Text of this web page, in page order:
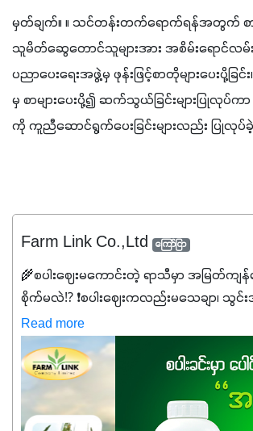
မှတ်ချက်။ ။ သင်တန်းတက်ရောက်ရန်အတွက် စာ
သူမိတ်ဆွေတောင်သူများအား အစိမ်းရောင်လမ်း
ပညာပေးရေးအဖွဲ့မှ ဖုန်းဖြင့်စာတိုများပေးပို့ခြင်း
မှ စာများပေးပို့၍ ဆက်သွယ်ခြင်းများပြုလုပ်
ကို ကူညီဆောင်ရွက်ပေးခြင်းများလည်း ပြုလု
Farm Link Co.,Ltd ကြော်ငြာ
🌾စပါးဈေးမကောင်းတဲ့ ရာသီမှာ အမြတ်က
စိုက်မလဲ⁉️ ❗စပါးဈေးကလည်းမသေချာ၊ သွင်
ကလည်း တက်နေတဲ့ဒီလိုအချိန်မှာ သွင်းအားစုဖိုး
အထွက်နှုန်းကို ထိန်းထားနိုင်မှ ဦးကြီးတို့ အဆင်ပ
ကြောင့် ကိုယ်သုံးသမျှ ကိုယ့်အတွက်အကျိုးရ
အရည်အသွေးစိတ်ချရတဲ့ သွင်းအားစုပစ္စည်း
သုံးသင့်ပါတယ်။
Read more